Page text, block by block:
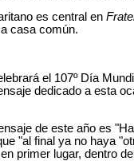
es central en
casa común.
el 107º Día Mundial
dedicado a esta
de este año es
"al final ya no haya
primer lugar, dentro